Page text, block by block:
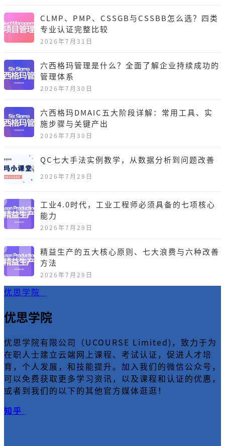
CLMP、PMP、CSSGB与CSSBB怎么选？四类
专业认证完整比较
2026年7月31日
六西格玛管理是什么？全面了解企业持续成功的
管理体系
2026年7月30日
六西格玛DMAIC五大阶段详解：常用工具、实
施步骤与关键产出
2026年7月30日
QC七大手法实例教学，从数据分析到问题改善
2026年7月29日
工业4.0时代，工业工程师必须具备的七项核心
能力
2026年7月29日
精益生产的五大核心原则、七大浪费与六种改善
方法
2026年7月29日
优思学院
优思学院
优思学院有限公司（UCOURSE Limited)，致力于为
在职人士建立云端网上课程、考试认证，促进人才培
育，个人发展，和技能提升。加入我们的微信公众号，
可以免费获取更多学习资讯，以及课程和认证的优惠，
或者到我们的以下的其他官方媒体逛逛！
知乎